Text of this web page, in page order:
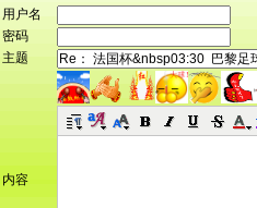
用户名
密码
主题
内容